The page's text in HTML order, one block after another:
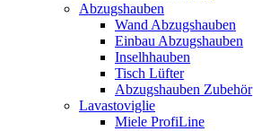
Abzugshauben
Wand Abzugshauben
Einbau Abzugshauben
Inselhhauben
Tisch Lüfter
Abzugshauben Zubehör
Lavastoviglie
Miele ProfiLine